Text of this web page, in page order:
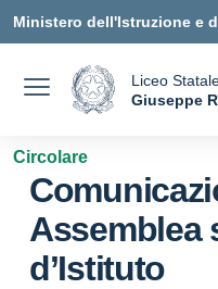
Ministero dell'Istruzione e
Liceo
Giuseppe
Circolare
Assemblea
d’Istituto